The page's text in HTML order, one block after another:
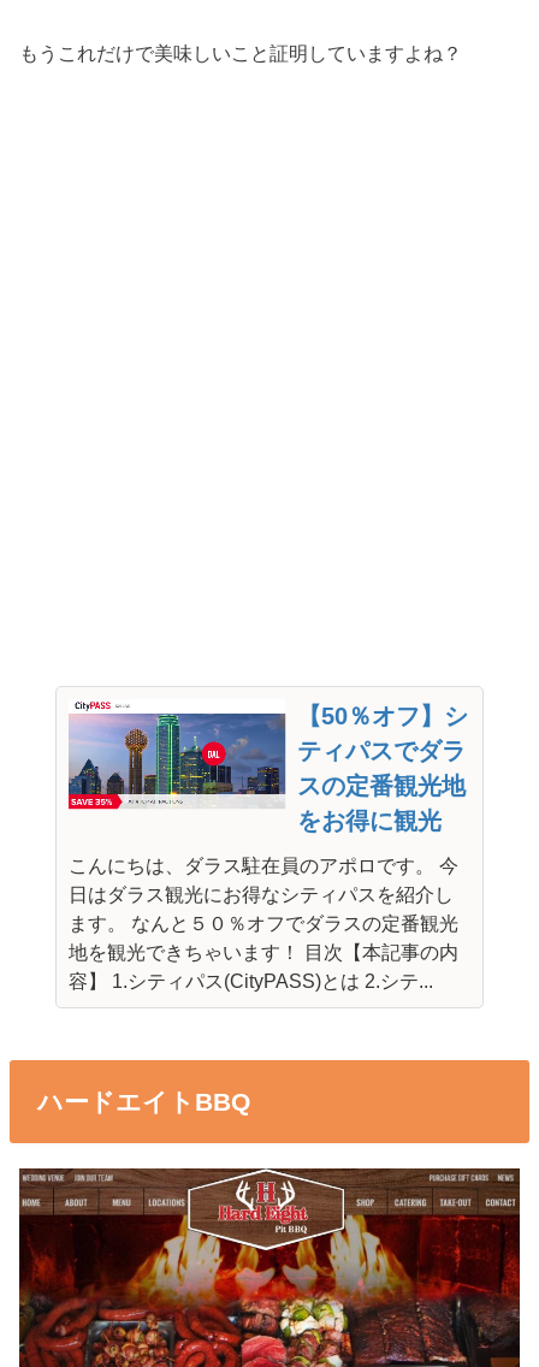
もうこれだけで美味しいこと証明していますよね？
【50％オフ】シ
ティパスでダラ
スの定番観光地
をお得に観光
こんにちは、ダラス駐在員のアポロです。 今
日はダラス観光にお得なシティパスを紹介し
ます。 なんと５０％オフでダラスの定番観光
地を観光できちゃいます！ 目次【本記事の内
容】 1.シティパス(CityPASS)とは 2.シテ...
ハードエイトBBQ